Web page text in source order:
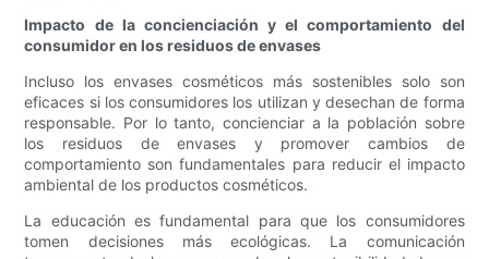
Impacto de la concienciación y el comportamiento del
consumidor en los residuos de envases
Incluso los envases cosméticos más sostenibles solo son
eficaces si los consumidores los utilizan y desechan de forma
responsable. Por lo tanto, concienciar a la población sobre
los residuos de envases y promover cambios de
comportamiento son fundamentales para reducir el impacto
ambiental de los productos cosméticos.
La educación es fundamental para que los consumidores
tomen decisiones más ecológicas. La comunicación